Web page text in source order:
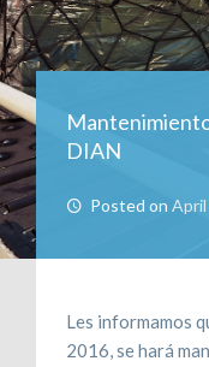
ADUANAS Y
SERVICIOS DE
DISTRIBUCIÓN E
TRACKING 24/7
CONTÁCTENOS
RECLAMOS
DIAN
Posted on April
Les informamos
2016, se hará